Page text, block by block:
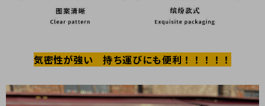
気密性が強い 持ち運びにも便利！！！！！